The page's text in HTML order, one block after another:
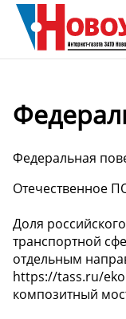
Федеральная
Отечественное
Доля
транспортной
отдельным
https://tass.ru/
композитный